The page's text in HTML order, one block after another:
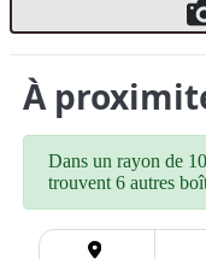
À
Dans un rayon de
trouvent 6 autres